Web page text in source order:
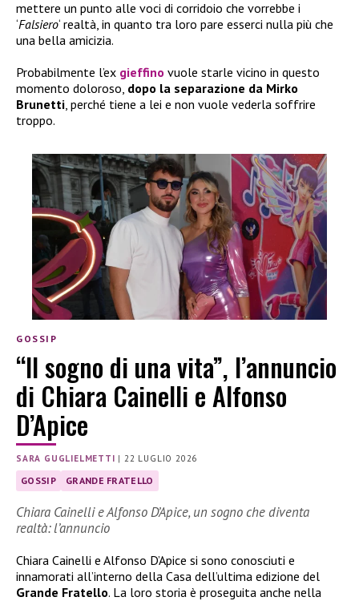
mettere un punto alle voci di corridoio che vorrebbe i
‘Falsiero‘ realtà, in quanto tra loro pare esserci nulla più che
una bella amicizia.
Probabilmente l’ex gieffino vuole starle vicino in questo
momento doloroso, dopo la separazione da Mirko
Brunetti, perché tiene a lei e non vuole vederla soffrire
troppo.
GOSSIP
“Il sogno di una vita”, l’annuncio
di Chiara Cainelli e Alfonso
D’Apice
SARA GUGLIELMETTI | 22 LUGLIO 2026
GOSSIP GRANDE FRATELLO
Chiara Cainelli e Alfonso D’Apice, un sogno che diventa
realtà: l’annuncio
Chiara Cainelli e Alfonso D’Apice si sono conosciuti e
innamorati all’interno della Casa dell’ultima edizione del
Grande Fratello. La loro storia è proseguita anche nella